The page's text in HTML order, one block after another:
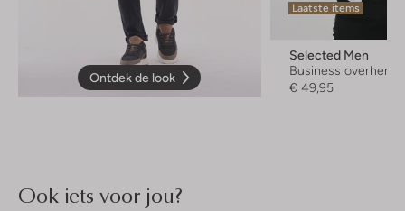
Ontdek de look
Laatste items
Selected Men
Business overhemd
€ 49,95
Ook iets voor jou?